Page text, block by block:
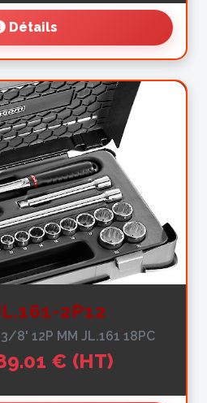
Détails
2P12
8' 12P MM JL.161 18PC
€ (HT)